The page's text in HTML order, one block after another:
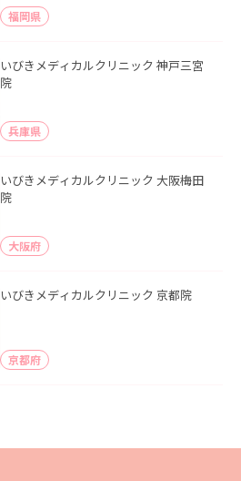
福岡県
いびきメディカルクリニック 神戸三宮
院
兵庫県
いびきメディカルクリニック 大阪梅田
院
大阪府
いびきメディカルクリニック 京都院
京都府